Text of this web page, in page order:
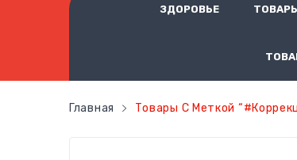
ЗДОРОВЬЕ
Главная Товары С Меткой